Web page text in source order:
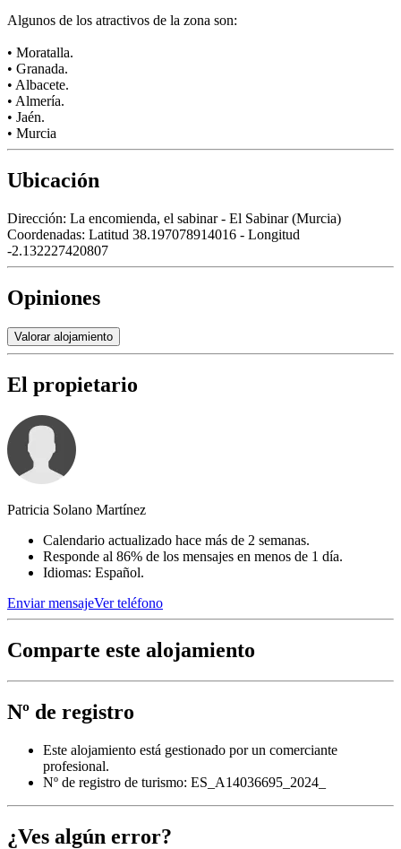
Algunos de los atractivos de la zona son:
• Moratalla.
• Granada.
• Albacete.
• Almería.
• Jaén.
• Murcia
Ubicación
Dirección: La encomienda, el sabinar - El Sabinar (Murcia)
Coordenadas: Latitud 38.197078914016 - Longitud
-2.132227420807
Opiniones
Valorar alojamiento
El propietario
Patricia Solano Martínez
Calendario actualizado hace más de 2 semanas.
Responde al 86% de los mensajes en menos de 1 día.
Idiomas: Español.
Enviar mensajeVer teléfono
Comparte este alojamiento
Nº de registro
Este alojamiento está gestionado por un comerciante
profesional.
Nº de registro de turismo: ES_A14036695_2024_
¿Ves algún error?